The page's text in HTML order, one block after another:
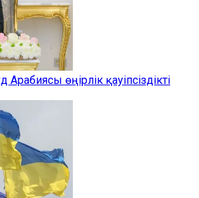
өңірлік қауіпсіздікті